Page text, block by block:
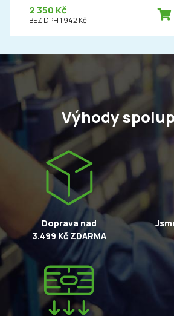
2 350 Kč
BEZ DPH 1 942 Kč
Výhody
Doprava nad
3.499 Kč ZDARMA